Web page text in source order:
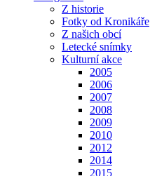
Z historie
Fotky od Kronikáře
Z našich obcí
Letecké snímky
Kulturní akce
2005
2006
2007
2008
2009
2010
2012
2014
2015